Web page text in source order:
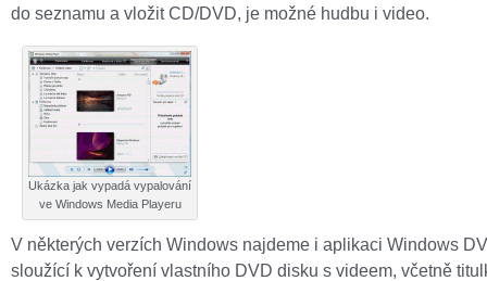
do seznamu a vložit CD/DVD, je možné hudbu i video.
Ukázka jak vypadá vypalování
ve Windows Media Playeru
V některých verzích Windows najdeme i aplikaci Windows
sloužící k vytvoření vlastního DVD disku s videem, včetně